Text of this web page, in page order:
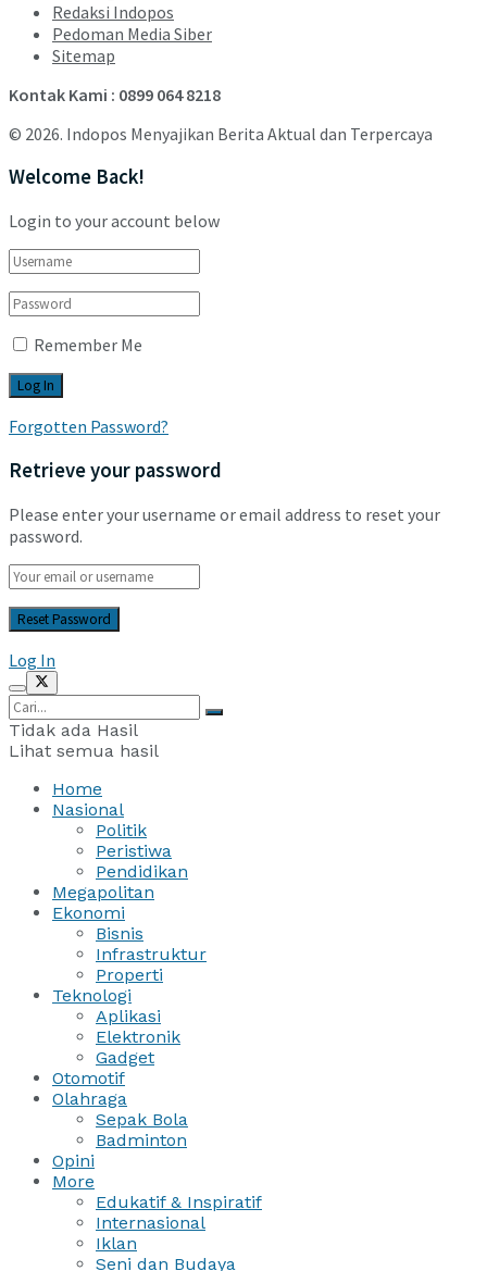
Redaksi Indopos
Pedoman Media Siber
Sitemap
Kontak Kami : 0899 064 8218
© 2026. Indopos Menyajikan Berita Aktual dan Terpercaya
Welcome Back!
Login to your account below
Remember Me
Forgotten Password?
Retrieve your password
Please enter your username or email address to reset your
password.
Log In
Tidak ada Hasil
Lihat semua hasil
Home
Nasional
Politik
Peristiwa
Pendidikan
Megapolitan
Ekonomi
Bisnis
Infrastruktur
Properti
Teknologi
Aplikasi
Elektronik
Gadget
Otomotif
Olahraga
Sepak Bola
Badminton
Opini
More
Edukatif & Inspiratif
Internasional
Iklan
Seni dan Budaya